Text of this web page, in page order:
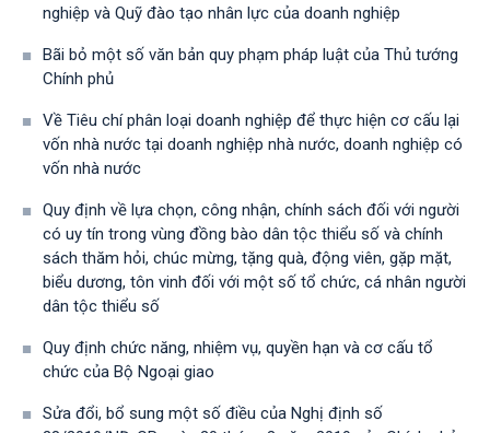
nghiệp và Quỹ đào tạo nhân lực của doanh nghiệp
Bãi bỏ một số văn bản quy phạm pháp luật của Thủ tướng
Chính phủ
Về Tiêu chí phân loại doanh nghiệp để thực hiện cơ cấu lại
vốn nhà nước tại doanh nghiệp nhà nước, doanh nghiệp có
vốn nhà nước
Quy định về lựa chọn, công nhận, chính sách đối với người
có uy tín trong vùng đồng bào dân tộc thiểu số và chính
sách thăm hỏi, chúc mừng, tặng quà, động viên, gặp mặt,
biểu dương, tôn vinh đối với một số tổ chức, cá nhân người
dân tộc thiểu số
Quy định chức năng, nhiệm vụ, quyền hạn và cơ cấu tổ
chức của Bộ Ngoại giao
Sửa đổi, bổ sung một số điều của Nghị định số